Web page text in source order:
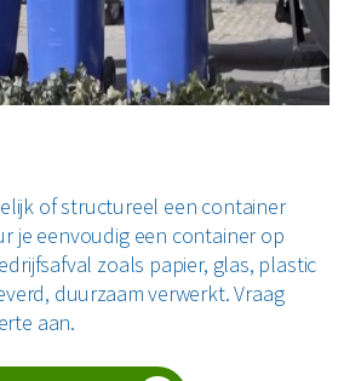
of structureel een container
je eenvoudig een container op
zoals papier, glas, plastic
duurzaam verwerkt. Vraag
aan.